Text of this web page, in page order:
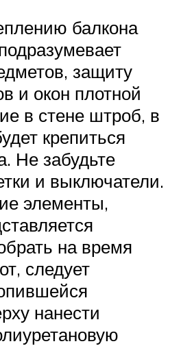
балкона
защиту
и окон плотной
в стене штроб, в
крепиться
Не забудьте
и выключатели.
элементы,
на время
следует
нанести